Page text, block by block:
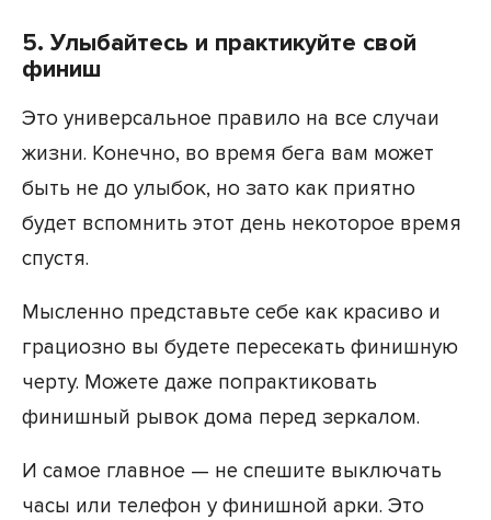
5. Улыбайтесь и практикуйте свой
финиш
Это универсальное правило на все случаи
жизни. Конечно, во время бега вам может
быть не до улыбок, но зато как приятно
будет вспомнить этот день некоторое время
спустя.
Мысленно представьте себе как красиво и
грациозно вы будете пересекать финишную
черту. Можете даже попрактиковать
финишный рывок дома перед зеркалом.
И самое главное — не спешите выключать
часы или телефон у финишной арки. Это